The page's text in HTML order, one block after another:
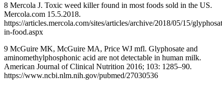
8 Mercola J. Toxic weed killer found in most foods sold in the US.
Mercola.com 15.5.2018.
https://articles.mercola.com/sites/articles/archive/2018/05/15/
in-food.aspx
9 McGuire MK, McGuire MA, Price WJ mfl. Glyphosate and
aminomethylphosphonic acid are not detectable in human milk.
American Journal of Clinical Nutrition 2016; 103: 1285–90.
https://www.ncbi.nlm.nih.gov/pubmed/27030536